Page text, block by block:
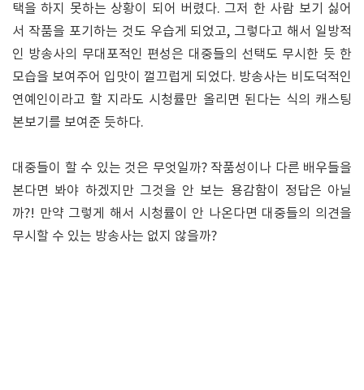
택을 하지 못하는 상황이 되어 버렸다. 그저 한 사람 보기 싫어
서 작품을 포기하는 것도 우습게 되었고, 그렇다고 해서 일방적
인 방송사의 무대포적인 편성은 대중들의 선택도 무시한 듯 한
모습을 보여주어 입맛이 껄끄럽게 되었다. 방송사는 비도덕적인
연예인이라고 할 지라도 시청률만 올리면 된다는 식의 캐스팅
본보기를 보여준 듯하다.
대중들이 할 수 있는 것은 무엇일까? 작품성이나 다른 배우들을
본다면 봐야 하겠지만 그것을 안 보는 용감함이 정답은 아닐
까?! 만약 그렇게 해서 시청률이 안 나온다면 대중들의 의견을
무시할 수 있는 방송사는 없지 않을까?